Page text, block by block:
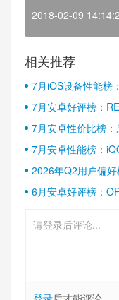
2018-02-09
相关推荐
7月iOS设备性能榜
7月安卓好评榜：
半壁江山
7月安卓性价比榜
7月安卓性能榜：
2026年Q2用户偏
6月安卓好评榜：